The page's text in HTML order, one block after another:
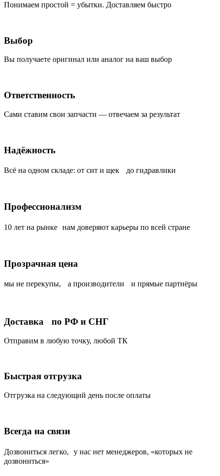
Понимаем простой = убытки. Доставляем быстро
Выбор
Вы получаете оригинал или аналог на ваш выбор
Ответственность
Сами ставим свои запчасти — отвечаем за результат
Надёжность
Всё на одном складе: от сит и щек до гидравлики
Профессионализм
10 лет на рынке нам доверяют карьеры по всей стране
Прозрачная цена
мы не перекупы, а производители и прямые партнёры
Доставка по РФ и СНГ
Отправим в любую точку, любой ТК
Быстрая отгрузка
Отгрузка на следующий день после оплаты
Всегда на связи
Дозвониться легко, у нас нет менеджеров, «которых не
дозвониться»